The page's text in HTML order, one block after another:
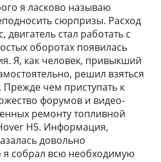
я ласково называю
сюрпризы. Расход
двигатель стал работать с
оборотах появилась
Я, как человек, привыкший
решил взяться
чем приступать к
форумов и видео-
ремонту топливной
H5. Информация,
довольно
я собрал всю необходимую